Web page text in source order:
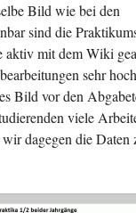
Bild wie bei den
sind die
mit dem Wiki
sehr
Bild vor den
viele
dagegen die Daten